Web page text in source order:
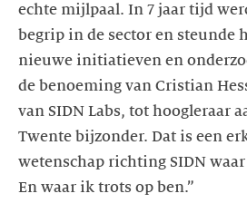
echte mijlpaal. In 7 jaar tijd
begrip in de sector en steunde
nieuwe initiatieven en
de benoeming van Cristian
van SIDN Labs, tot hoogleraar
Twente bijzonder. Dat is een
wetenschap richting SIDN
En waar ik trots op ben.”